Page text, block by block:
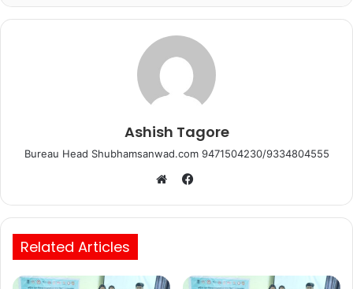
o
p
Ashish Tagore
Bureau Head Shubhamsanwad.com 9471504230/9334804555
Facebook
Related Articles